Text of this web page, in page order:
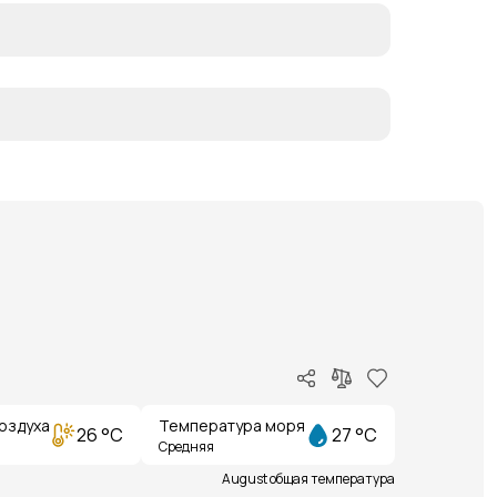
26 °C Температура моря
Средняя 27 °C
August общая температура